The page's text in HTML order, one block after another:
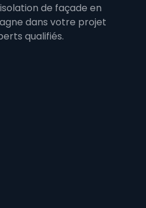
de façade en
dans votre projet
qualifiés.